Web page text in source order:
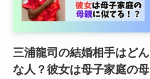
三浦龍司の結婚相手はどん
な人？彼女は母子家庭の母